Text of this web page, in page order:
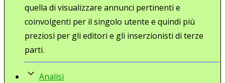
quella di visualizzare annunci pertinenti e
coinvolgenti per il singolo utente e quindi più
preziosi per gli editori e gli inserzionisti di terze
parti.
Analisi